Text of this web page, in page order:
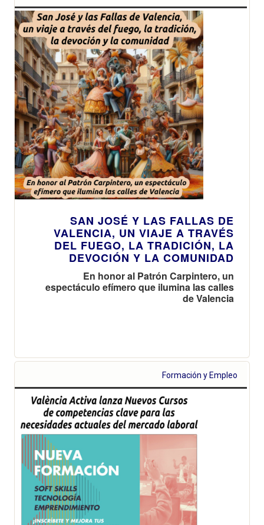
SAN JOSÉ Y LAS FALLAS DE
VALENCIA, UN VIAJE A TRAVÉS
DEL FUEGO, LA TRADICIÓN, LA
DEVOCIÓN Y LA COMUNIDAD
En honor al Patrón Carpintero, un
espectáculo efímero que ilumina las calles
de Valencia
Formación y Empleo